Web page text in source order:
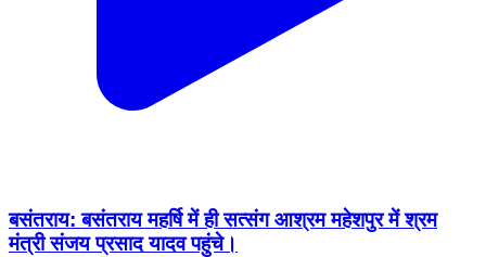
बसंतराय: बसंतराय महर्षि में ही सत्संग आश्रम महेशपुर में श्रम
मंत्री संजय प्रसाद यादव पहुंचे।